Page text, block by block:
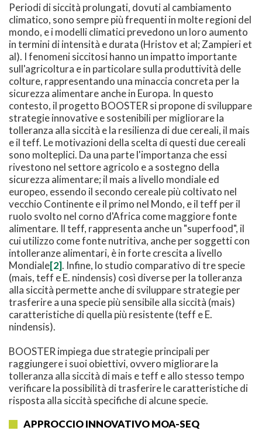
Periodi di siccità prolungati, dovuti al cambiamento
climatico, sono sempre più frequenti in molte regioni del
mondo, e i modelli climatici prevedono un loro aumento
in termini di intensità e durata (Hristov et al; Zampieri et
al). I fenomeni siccitosi hanno un impatto importante
sull'agricoltura e in particolare sulla produttività delle
colture, rappresentando una minaccia concreta per la
sicurezza alimentare anche in Europa. In questo
contesto, il progetto BOOSTER si propone di sviluppare
strategie innovative e sostenibili per migliorare la
tolleranza alla siccità e la resilienza di due cereali, il mais
e il teff. Le motivazioni della scelta di questi due cereali
sono molteplici. Da una parte l'importanza che essi
rivestono nel settore agricolo e a sostegno della
sicurezza alimentare; il mais a livello mondiale ed
europeo, essendo il secondo cereale più coltivato nel
vecchio Continente e il primo nel Mondo, e il teff per il
ruolo svolto nel corno d'Africa come maggiore fonte
alimentare. Il teff, rappresenta anche un "superfood", il
cui utilizzo come fonte nutritiva, anche per soggetti con
intolleranze alimentari, è in forte crescita a livello
Mondiale[2]. Infine, lo studio comparativo di tre specie
(mais, teff e E. nindensis) così diverse per la tolleranza
alla siccità permette anche di sviluppare strategie per
trasferire a una specie più sensibile alla siccità (mais)
caratteristiche di quella più resistente (teff e E.
nindensis).
BOOSTER impiega due strategie principali per
raggiungere i suoi obiettivi, ovvero migliorare la
tolleranza alla siccità di mais e teff e allo stesso tempo
verificare la possibilità di trasferire le caratteristiche di
risposta alla siccità specifiche di alcune specie.
APPROCCIO INNOVATIVO MOA-SEQ